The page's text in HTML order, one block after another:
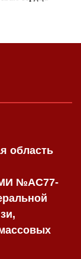
область
№AC77-